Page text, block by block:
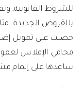
للشروط القانونية،
بالقروض الجديدة.
محامي الإفلاس
ساعدها على إتمام